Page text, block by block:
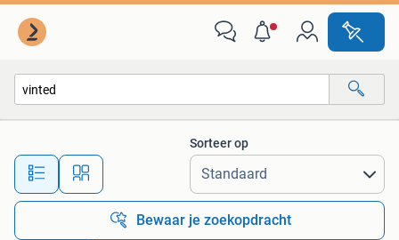
Alle afstanden…
Sorteer op
Bewaar je zoekopdracht